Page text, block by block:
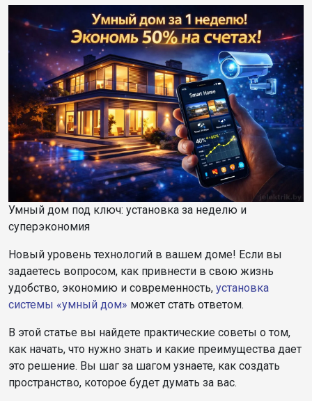
Умный дом под ключ: установка за неделю и
суперэкономия
Новый уровень технологий в вашем доме! Если вы
задаетесь вопросом, как привнести в свою жизнь
удобство, экономию и современность, установка
системы «умный дом» может стать ответом.
В этой статье вы найдете практические советы о том,
как начать, что нужно знать и какие преимущества дает
это решение. Вы шаг за шагом узнаете, как создать
пространство, которое будет думать за вас.